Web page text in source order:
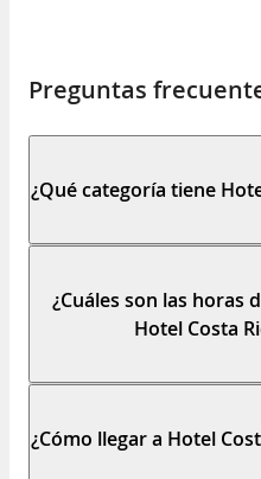
Preguntas
¿Qué categoría tiene
¿Cuáles son las horas
Hotel Costa
¿Cómo llegar a Hotel